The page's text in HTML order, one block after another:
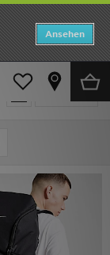
Ansehen
Verfeinern